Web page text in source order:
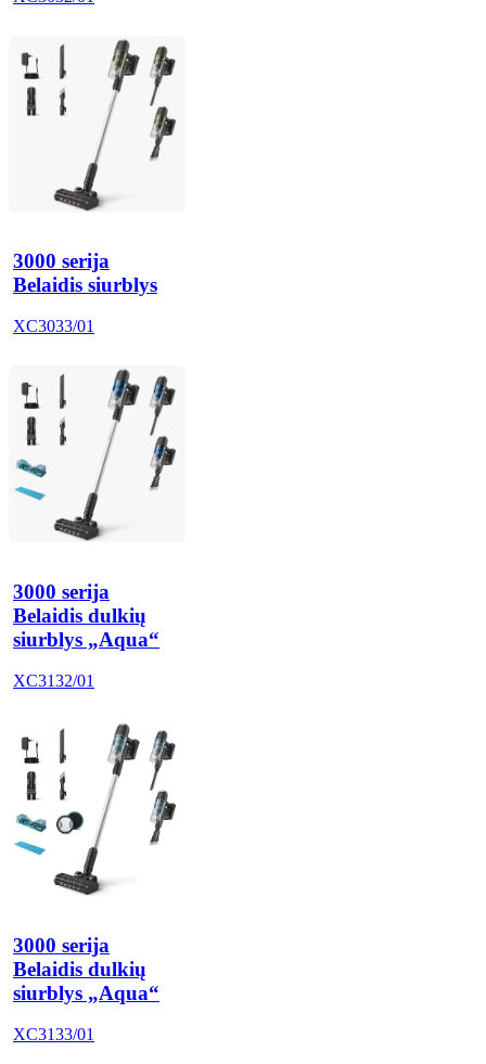
3000 serija
Belaidis siurblys
XC3033/01
3000 serija
Belaidis dulkių
siurblys „Aqua“
XC3132/01
3000 serija
Belaidis dulkių
siurblys „Aqua“
XC3133/01